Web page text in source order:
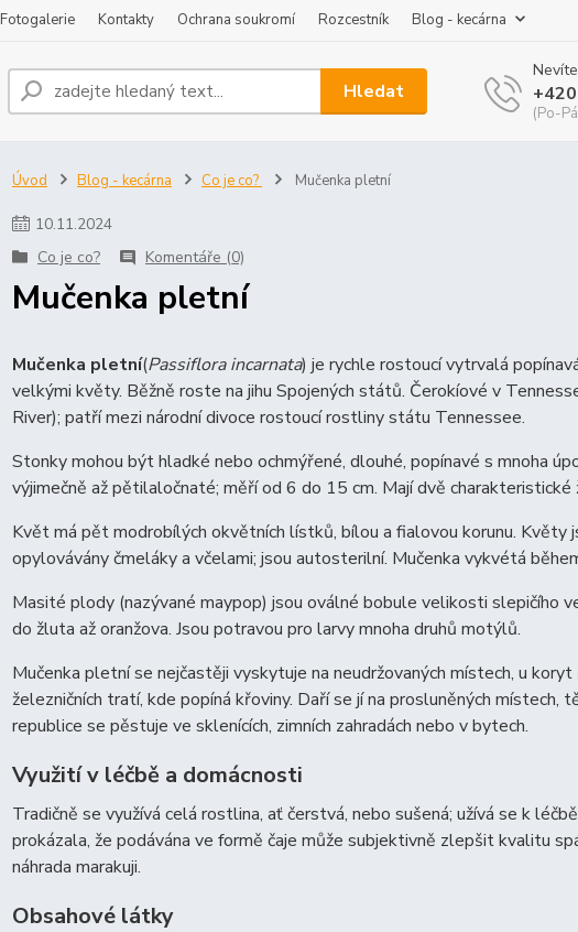
Fotogalerie Kontakty Ochrana soukromí Rozcestník Blog - kecárna
Hledat
(Po-
Úvod Blog - kecárna Co je co? Mučenka pletní
10.11.2024
Co je co?
Komentáře (0)
Mučenka pletní
Mučenka pletní(Passiflora incarnata) je rychle rostoucí vytrvalá
velkými květy. Běžně roste na jihu Spojených států. Čerokíové v
River); patří mezi národní divoce rostoucí rostliny státu Tennessee.
Stonky mohou být hladké nebo ochmýřené, dlouhé, popínavé s mnoha
výjimečně až pětilaločnaté; měří od 6 do 15 cm. Mají dvě charakteristické
Květ má pět modrobílých okvětních lístků, bílou a fialovou korunu. Květy
opylovávány čmeláky a včelami; jsou autosterilní. Mučenka vykvétá
Masité plody (nazývané maypop) jsou oválné bobule velikosti slepičího
do žluta až oranžova. Jsou potravou pro larvy mnoha druhů motýlů.
Mučenka pletní se nejčastěji vyskytuje na neudržovaných místech, u
železničních tratí, kde popíná křoviny. Daří se jí na prosluněných místech,
republice se pěstuje ve sklenících, zimních zahradách nebo v bytech.
Využití v léčbě a domácnosti
Tradičně se využívá celá rostlina, ať čerstvá, nebo sušená; užívá se k
prokázala, že podávána ve formě čaje může subjektivně zlepšit kvalitu
náhrada marakuji.
Obsahové látky